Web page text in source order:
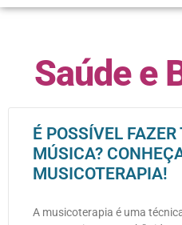
Saúde e
É POSSÍVEL
MÚSICA?
MUSICOTERAPIA!
A musicoterapia é uma